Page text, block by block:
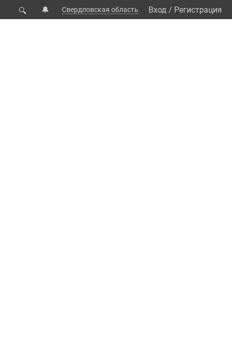
🔍 🔔 Свердловская область Вход / Регистрация